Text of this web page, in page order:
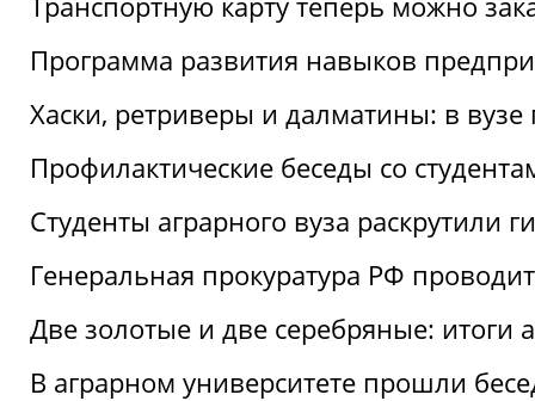
Программа развития навыков
Хаски, ретриверы и далматины: в вузе
Профилактические беседы со
Студенты аграрного вуза раскрутили
Генеральная прокуратура РФ
Две золотые и две серебряные:
В аграрном университете прошли